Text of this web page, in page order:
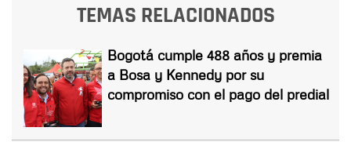
TEMAS RELACIONADOS
Bogotá cumple 488 años y premia
a Bosa y Kennedy por su
compromiso con el pago del predial